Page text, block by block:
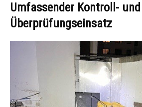
Umfassender Kontroll- und
Überprüfungseinsatz